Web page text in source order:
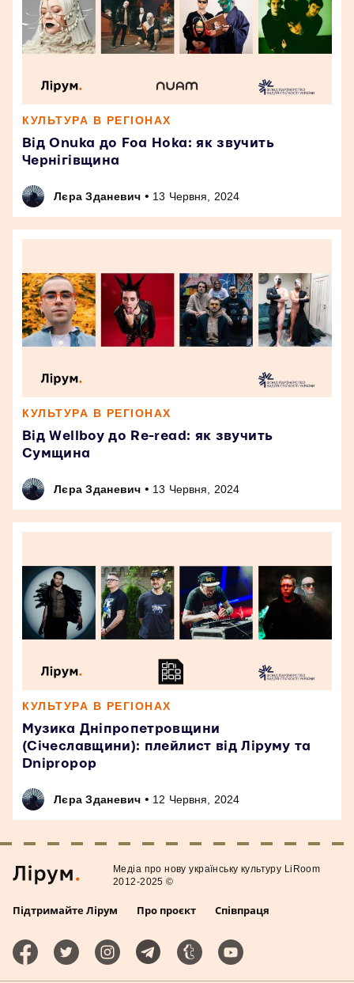
КУЛЬТУРА В РЕГІОНАХ
Від Onuka до Foa Hoka: як звучить
Чернігівщина
Лєра Зданевич • 13 Червня, 2024
КУЛЬТУРА В РЕГІОНАХ
Від Wellboy до Re-read: як звучить
Сумщина
Лєра Зданевич • 13 Червня, 2024
КУЛЬТУРА В РЕГІОНАХ
Музика Дніпропетровщини
(Січеславщини): плейлист від Ліруму та
Dnipropop
Лєра Зданевич • 12 Червня, 2024
Підтримайте Лірум Про проєкт Співпраця
Медiа про нову українську культуру LiRoom
2012-2025 ©